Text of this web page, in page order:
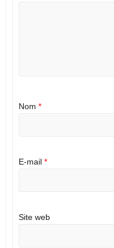
Nom *
E-mail *
Site web